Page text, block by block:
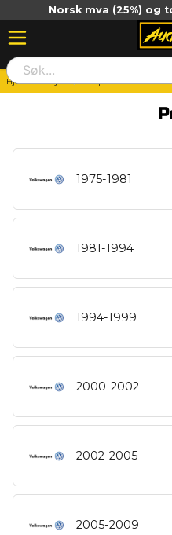
Norsk mva (25%) og
Hjem Billjud Vad passar till min bil?
1975-1981
1981-1994
1994-1999
2000-2002
2002-2005
2005-2009